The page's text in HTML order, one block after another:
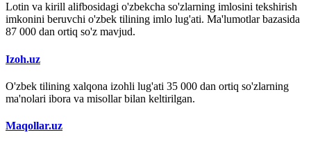
Lotin va kirill alifbosidagi o'zbekcha so'zlarning imlosini tekshirish
imkonini beruvchi o'zbek tilining imlo lug'ati. Ma'lumotlar bazasida
87 000 dan ortiq so'z mavjud.
Izoh.uz
O'zbek tilining xalqona izohli lug'ati 35 000 dan ortiq so'zlarning
ma'nolari ibora va misollar bilan keltirilgan.
Maqollar.uz